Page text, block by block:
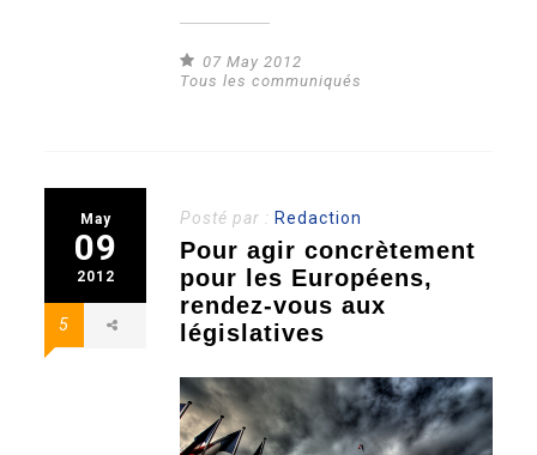
07 May 2012
Tous les communiqués
May
09
2012
5
Posté par : Redaction
Pour agir concrètement
pour les Européens,
rendez-vous aux
législatives